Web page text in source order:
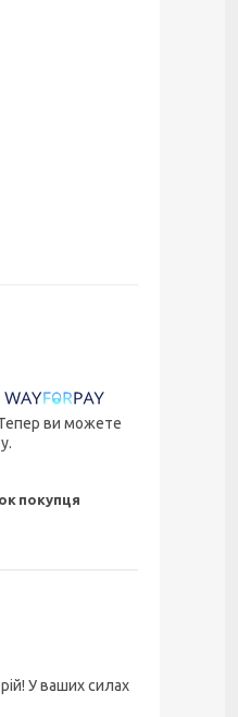
Тепер ви можете
покупця
У ваших силах